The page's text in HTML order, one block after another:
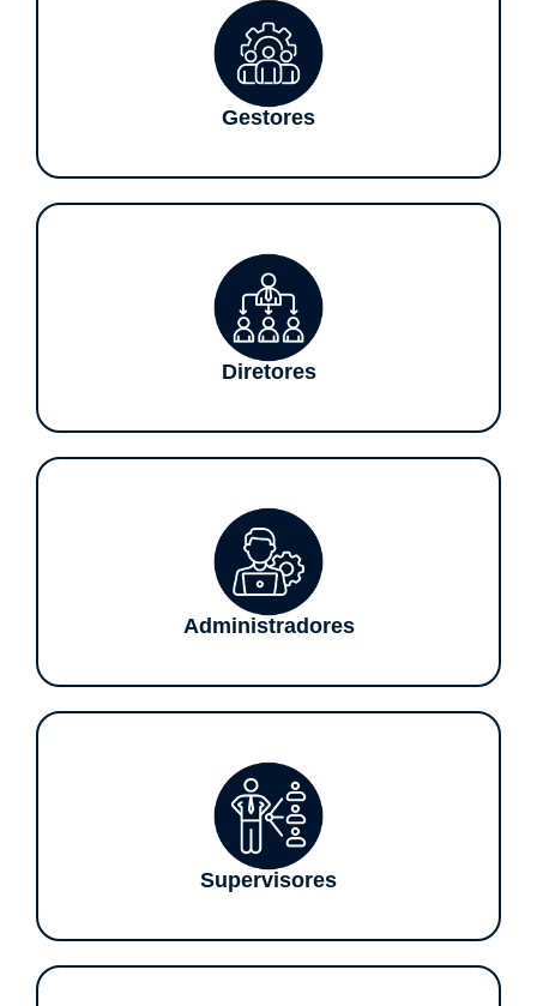
Gestores
Diretores
Administradores
Supervisores